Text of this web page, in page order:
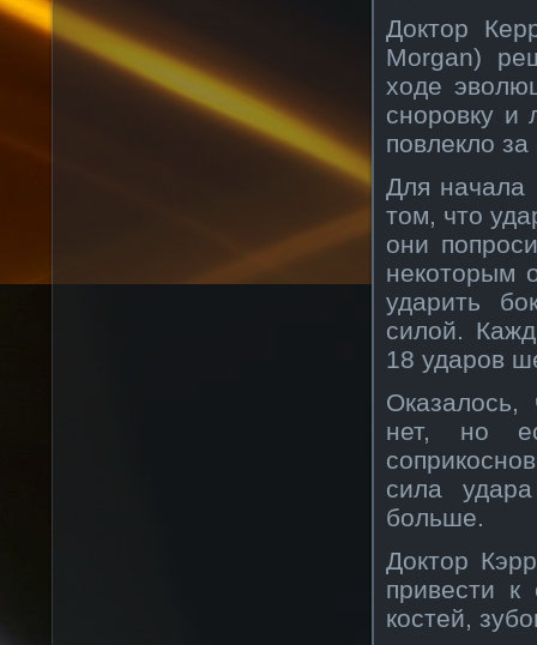
Доктор
Morgan)
ходе
сноровку и
повлекло
Для начала
том, что
они
некоторым
ударить
силой.
18 ударов
нет, но
сила
больше.
Доктор
привести к
костей,